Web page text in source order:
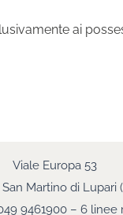
ai
Viale Europa 53
San Martino di Lupari
9461900 – 6 linee